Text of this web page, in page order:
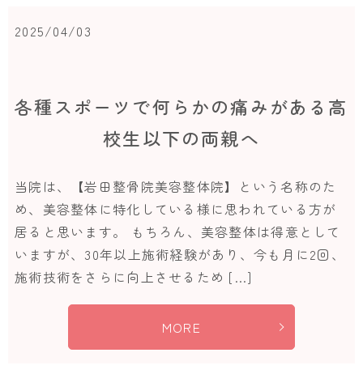
2025/04/03
各種スポーツで何らかの痛みがある高
校生以下の両親へ
当院は、【岩田整骨院美容整体院】という名称のた
め、美容整体に特化している様に思われている方が
居ると思います。 もちろん、美容整体は得意として
いますが、30年以上施術経験があり、今も月に2回、
施術技術をさらに向上させるため […]
MORE